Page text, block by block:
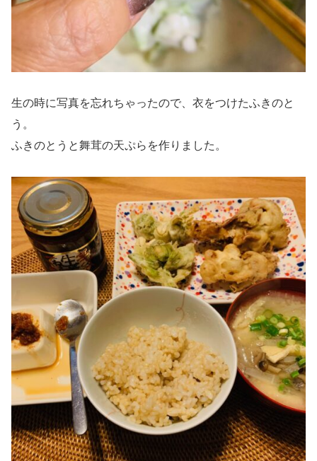
生の時に写真を忘れちゃったので、衣をつけたふきのと
う。
ふきのとうと舞茸の天ぷらを作りました。